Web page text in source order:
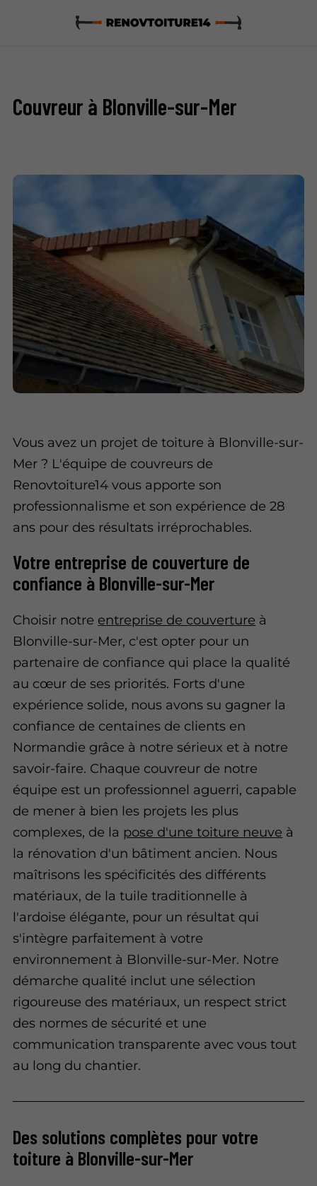
Couvreur à Blonville-sur-Mer
Vous avez un projet de toiture à Blonville-sur-
Mer ? L'équipe de couvreurs de
Renovtoiture14 vous apporte son
professionnalisme et son expérience de 28
ans pour des résultats irréprochables.
Votre entreprise de couverture de
confiance à Blonville-sur-Mer
Choisir notre entreprise de couverture à
Blonville-sur-Mer, c'est opter pour un
partenaire de confiance qui place la qualité
au cœur de ses priorités. Forts d'une
expérience solide, nous avons su gagner la
confiance de centaines de clients en
Normandie grâce à notre sérieux et à notre
savoir-faire. Chaque couvreur de notre
équipe est un professionnel aguerri, capable
de mener à bien les projets les plus
complexes, de la pose d'une toiture neuve à
la rénovation d'un bâtiment ancien. Nous
maîtrisons les spécificités des différents
matériaux, de la tuile traditionnelle à
l'ardoise élégante, pour un résultat qui
s'intègre parfaitement à votre
environnement à Blonville-sur-Mer. Notre
démarche qualité inclut une sélection
rigoureuse des matériaux, un respect strict
des normes de sécurité et une
communication transparente avec vous tout
au long du chantier.
Des solutions complètes pour votre
toiture à Blonville-sur-Mer